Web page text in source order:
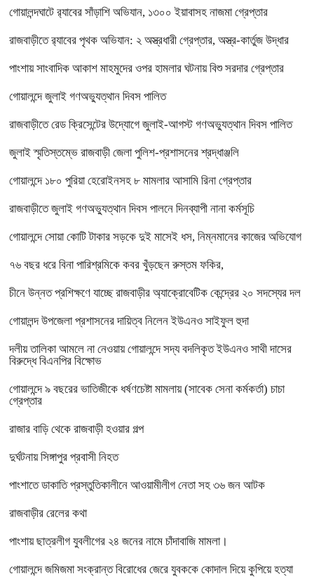
গোয়ালন্দঘাটে র‌্যাবের সাঁড়াশি অভিযান, ১৩০০ ইয়াবাসহ নাজমা গ্রেপ্তার
রাজবাড়ীতে র‌্যাবের পৃথক অভিযান: ২ অস্ত্রধারী গ্রেপ্তার, অস্ত্র-কার্তুজ উদ্ধার
পাংশায় সাংবাদিক আকাশ মাহমুদের ওপর হামলার ঘটনায় বিশু সরদার গ্রেপ্তার
গোয়ালন্দে জুলাই গণঅভ্যুত্থান দিবস পালিত
রাজবাড়ীতে রেড ক্রিসেন্টের উদ্যোগে জুলাই-আগস্ট গণঅভ্যুত্থান দিবস পালিত
জুলাই স্মৃতিস্তম্ভে রাজবাড়ী জেলা পুলিশ-প্রশাসনের শ্রদ্ধাঞ্জলি
গোয়ালন্দে ১৮০ পুরিয়া হেরোইনসহ ৮ মামলার আসামি রিনা গ্রেপ্তার
রাজবাড়ীতে জুলাই গণঅভ্যুত্থান দিবস পালনে দিনব্যাপী নানা কর্মসূচি
গোয়ালন্দে সোয়া কোটি টাকার সড়কে দুই মাসেই ধস, নিম্নমানের কাজের অভিযোগ
৭৬ বছর ধরে বিনা পারিশ্রমিকে কবর খুঁড়ছেন রুস্তম ফকির,
চীনে উন্নত প্রশিক্ষণে যাচ্ছে রাজবাড়ীর অ্যাক্রোবেটিক কেন্দ্রের ২০ সদস্যের দল
গোয়ালন্দ উপজেলা প্রশাসনের দায়িত্ব নিলেন ইউএনও সাইফুল হুদা
দলীয় তালিকা আমলে না নেওয়ায় গোয়ালন্দে সদ্য বদলিকৃত ইউএনও সাথী দাসের
বিরুদ্ধে বিএনপির বিক্ষোভ
গোয়ালন্দে ৯ বছরের ভাতিজীকে ধর্ষণচেষ্টা মামলায় (সাবেক সেনা কর্মকর্তা) চাচা
গ্রেপ্তার
রাজার বাড়ি থেকে রাজবাড়ী হওয়ার গল্প
দুর্ঘটনায় সিঙ্গাপুর প্রবাসী নিহত
পাংশাতে ডাকাতি প্রস্তুতিকালীনে আওয়ামীলীগ নেতা সহ ৩৬ জন আটক
রাজবাড়ীর রেলের কথা
পাংশায় ছাত্রলীগ যুবলীগের ২৪ জনের নামে চাঁদাবাজি মামলা।
গোয়ালন্দে জমিজমা সংক্রান্ত বিরোধের জেরে যুবককে কোদাল দিয়ে কুপিয়ে হত্যা